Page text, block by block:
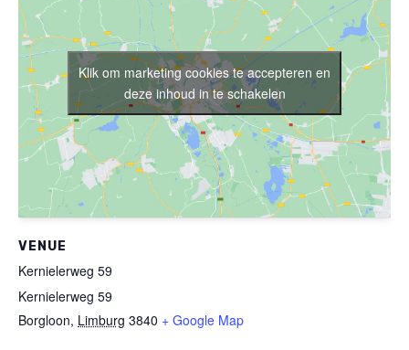
VENUE
Kernielerweg 59
Kernielerweg 59
Borgloon, Limburg 3840 + Google Map
Klik om marketing cookies te accepteren en
deze inhoud in te schakelen